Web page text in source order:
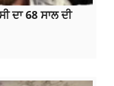
ਦਾ 68 ਸਾਲ ਦੀ